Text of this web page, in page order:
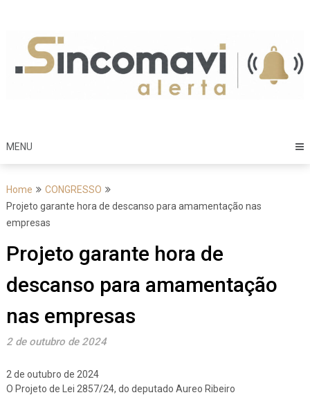
content
MENU
Home
CONGRESSO
Projeto garante hora de descanso para amamentação nas
empresas
Projeto garante hora de
descanso para amamentação
nas empresas
2 de outubro de 2024
2 de outubro de 2024
O Projeto de Lei 2857/24, do deputado Aureo Ribeiro